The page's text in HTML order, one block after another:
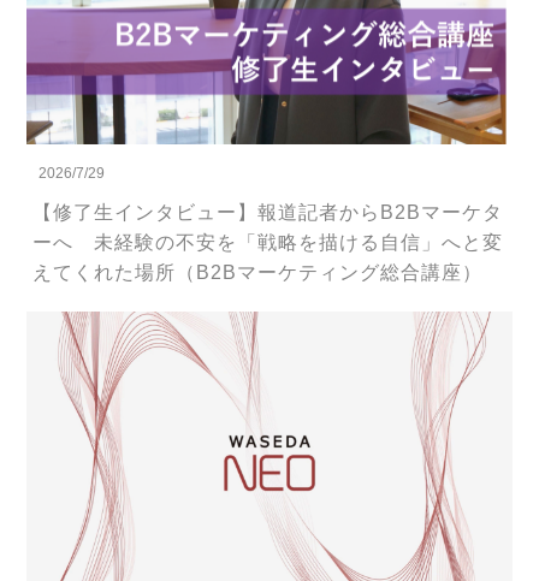
2026/7/29
【修了生インタビュー】報道記者からB2Bマーケタ
ーへ 未経験の不安を「戦略を描ける自信」へと変
えてくれた場所（B2Bマーケティング総合講座）